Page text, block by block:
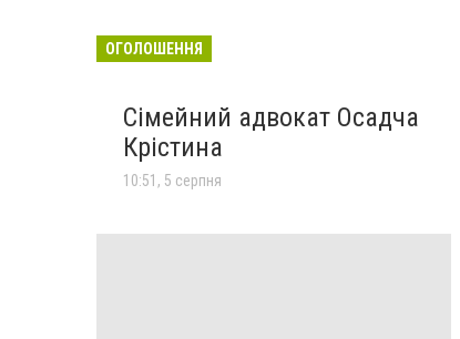
ОГОЛОШЕННЯ
Сімейний адвокат Осадча
Крістина
10:51, 5 серпня